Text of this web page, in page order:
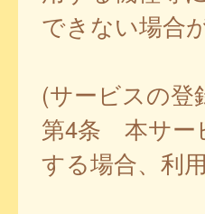
できない場合
(サービスの登
第4条 本サー
する場合、利